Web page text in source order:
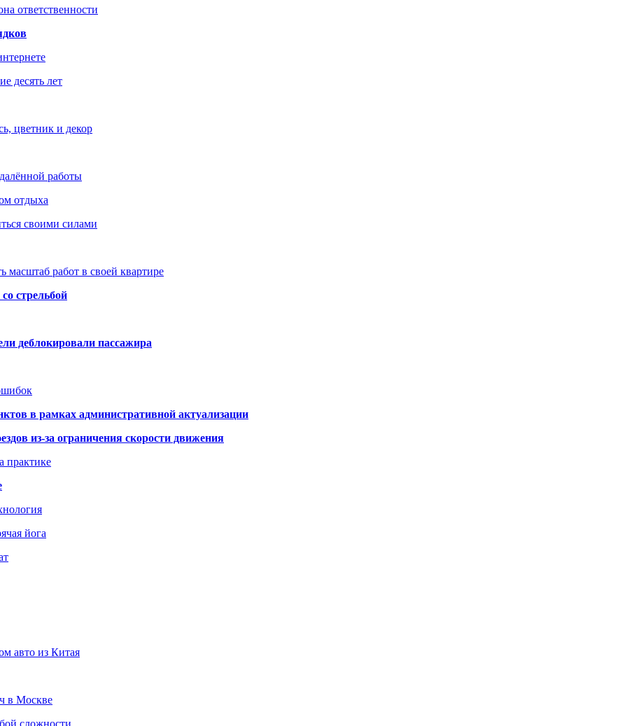
ответственности
десять лет
цветник и декор
работы
отдыха
своими силами
масштаб работ в своей квартире
стрельбой
деблокировали пассажира
в рамках административной актуализации
из-за ограничения скорости движения
практике
йога
авто из Китая
в Москве
сложности